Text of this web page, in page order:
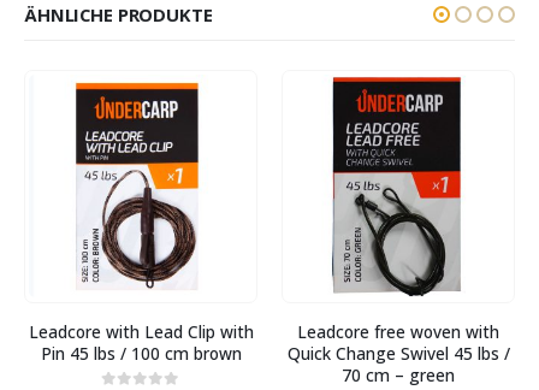
ÄHNLICHE PRODUKTE
Leadcore with Lead Clip with
Pin 45 lbs / 100 cm brown
Leadcore free woven with
Quick Change Swivel 45 lbs /
70 cm – green